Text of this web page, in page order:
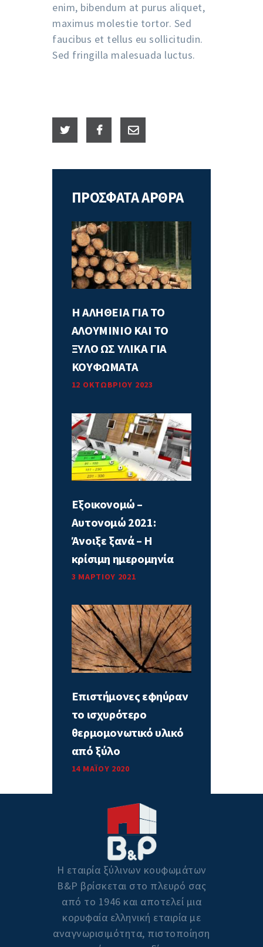
enim, bibendum at purus aliquet,
maximus molestie tortor. Sed
faucibus et tellus eu sollicitudin.
Sed fringilla malesuada luctus.
ΠΡΟΣΦΑΤΑ ΑΡΘΡΑ
Η ΑΛΗΘΕΙΑ ΓΙΑ ΤΟ
ΑΛΟΥΜΙΝΙΟ ΚΑΙ ΤΟ
ΞΥΛΟ ΩΣ ΥΛΙΚΑ ΓΙΑ
ΚΟΥΦΩΜΑΤΑ
12 ΟΚΤΩΒΡΊΟΥ 2023
Εξοικονομώ –
Αυτονομώ 2021:
Άνοιξε ξανά – Η
κρίσιμη ημερομηνία
3 ΜΑΡΤΊΟΥ 2021
Επιστήμονες εφηύραν
το ισχυρότερο
θερμομονωτικό υλικό
από ξύλο
14 ΜΑΪ́ΟΥ 2020
Η εταιρία ξύλινων κουφωμάτων
Β&P βρίσκεται στο πλευρό σας
από το 1946 και αποτελεί μια
κορυφαία ελληνική εταιρία με
αναγνωρισιμότητα, πιστοποίηση